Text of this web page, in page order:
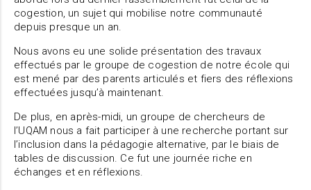
cogestion, un sujet qui mobilise notre communauté
depuis presque un an.
Nous avons eu une solide présentation des travaux
effectués par le groupe de cogestion de notre école qui
est mené par des parents articulés et fiers des réflexions
effectuées jusqu’à maintenant.
De plus, en après-midi, un groupe de chercheurs de
l’UQAM nous a fait participer à une recherche portant sur
l’inclusion dans la pédagogie alternative, par le biais de
tables de discussion. Ce fut une journée riche en
échanges et en réflexions.